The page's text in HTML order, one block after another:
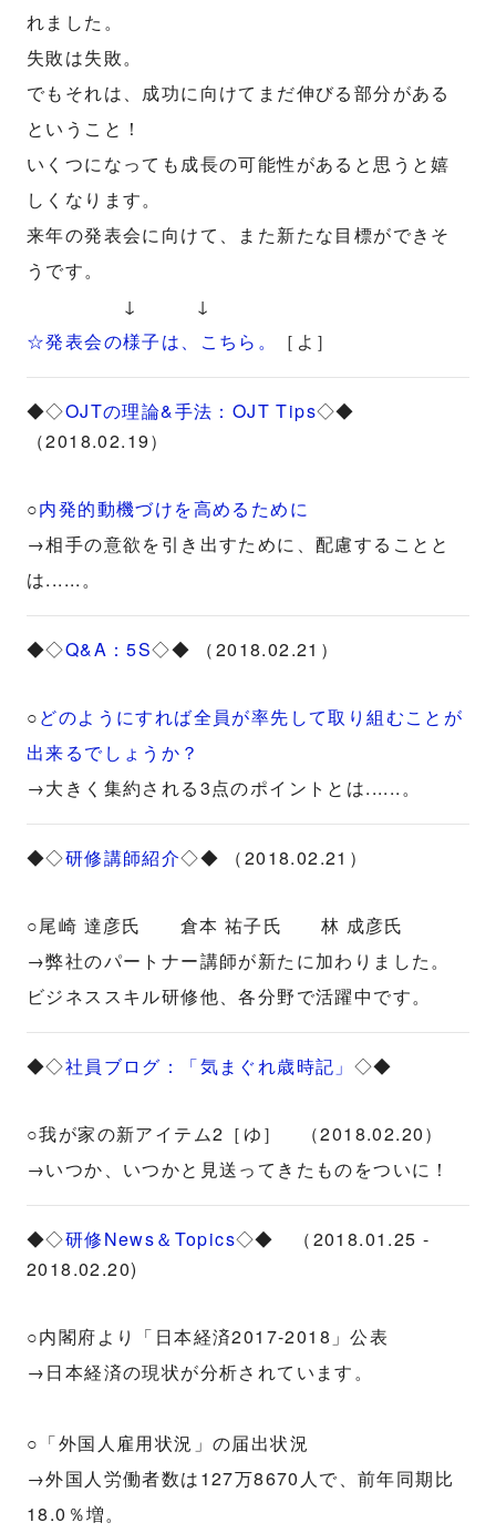
れました。
失敗は失敗。
でもそれは、成功に向けてまだ伸びる部分がある
ということ！
いくつになっても成長の可能性があると思うと嬉
しくなります。
来年の発表会に向けて、また新たな目標ができそ
うです。
↓ ↓
☆発表会の様子は、こちら。
［よ］
◆◇OJTの理論&手法：OJT Tips◇◆
（2018.02.19）
○内発的動機づけを高めるために
→相手の意欲を引き出すために、配慮することと
は......。
◆◇Q&A：5S◇◆ （2018.02.21）
○どのようにすれば全員が率先して取り組むことが
出来るでしょうか？
→大きく集約される3点のポイントとは......。
◆◇研修講師紹介◇◆ （2018.02.21）
○尾崎 達彦氏 倉本 祐子氏 林 成彦氏
→弊社のパートナー講師が新たに加わりました。
ビジネススキル研修他、各分野で活躍中です。
◆◇社員ブログ：「気まぐれ歳時記」 ◇◆
○我が家の新アイテム2［ゆ］ （2018.02.20）
→いつか、いつかと見送ってきたものをついに！
◆◇研修News＆Topics◇◆ （2018.01.25 -
2018.02.20)
○内閣府より「日本経済2017-2018」公表
→日本経済の現状が分析されています。
○「外国人雇用状況」の届出状況
→外国人労働者数は127万8670人で、前年同期比
18.0％増。